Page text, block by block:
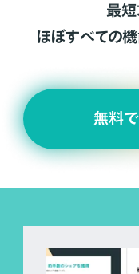
最短
ほぼすべての機
無料